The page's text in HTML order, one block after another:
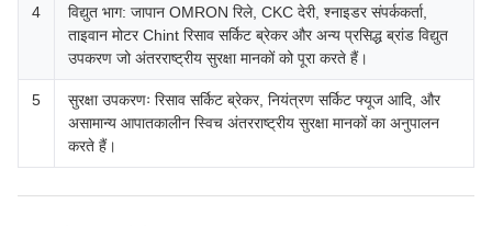
4
विद्युत भाग: जापान OMRON रिले, CKC देरी, श्नाइडर संपर्ककर्ता,
ताइवान मोटर Chint रिसाव सर्किट ब्रेकर और अन्य प्रसिद्ध ब्रांड विद्युत
उपकरण जो अंतरराष्ट्रीय सुरक्षा मानकों को पूरा करते हैं।
5
सुरक्षा उपकरणः रिसाव सर्किट ब्रेकर, नियंत्रण सर्किट फ्यूज आदि, और
असामान्य आपातकालीन स्विच अंतरराष्ट्रीय सुरक्षा मानकों का अनुपालन
करते हैं।